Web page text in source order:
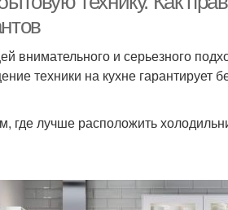
внимательного и серьезного
техники на кухне гарантирует
где лучше расположить